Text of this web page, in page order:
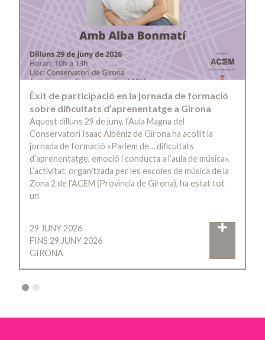
Èxit de participació en la jornada de formació
sobre dificultats d’aprenentatge a Girona
Aquest dilluns 29 de juny, l’Aula Magna del
Conservatori Isaac Albéniz de Girona ha acollit la
jornada de formació «Parlem de… dificultats
d’aprenentatge, emoció i conducta a l’aula de música».
L’activitat, organitzada per les escoles de música de la
Zona 2 de l’ACEM (Província de Girona), ha estat tot
un
29 JUNY 2026
FINS 29 JUNY 2026
GIRONA